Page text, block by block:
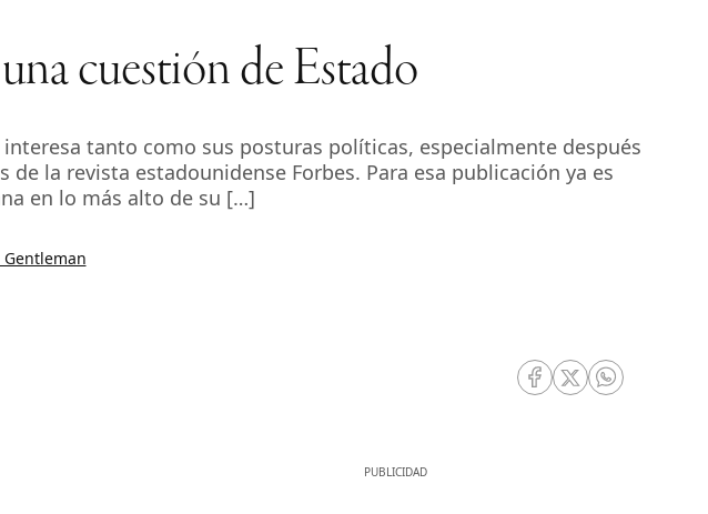
cuestión de Estado
tanto como sus posturas políticas, especialmente después
la revista estadounidense Forbes. Para esa publicación ya es
en lo más alto de su […]
Gentleman
RRSS Facebook
RRSS Twitter
RRSS